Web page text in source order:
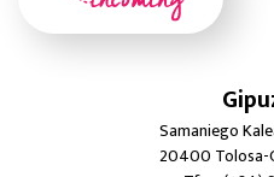
Samaniego
20400 Tolosa-